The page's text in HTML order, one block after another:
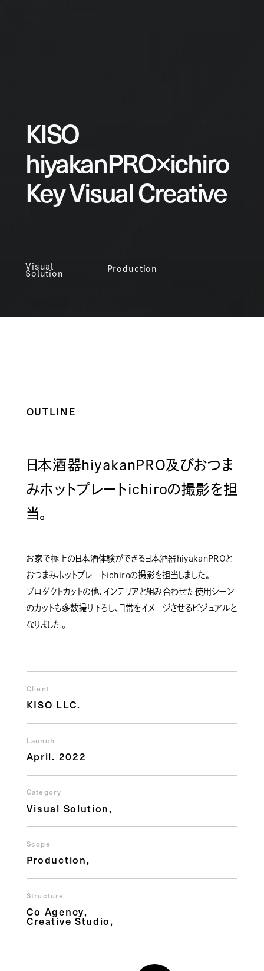
KISO
hiyakanPRO×ichiro
Key Visual Creative
Visual
Solution
Production
OUTLINE
日本酒器hiyakanPRO及びおつま
みホットプレートichiroの撮影を担
当。
お家で極上の日本酒体験ができる日本酒器hiyakanPROと
おつまみホットプレートichiroの撮影を担当しました。
プロダクトカットの他、インテリアと組み合わせた使用シーン
のカットも多数撮り下ろし、日常をイメージさせるビジュアルと
なりました。
Client
KISO LLC.
Launch
April. 2022
Category
Visual Solution
Scope
Production
Structure
Co Agency
Creative Studio